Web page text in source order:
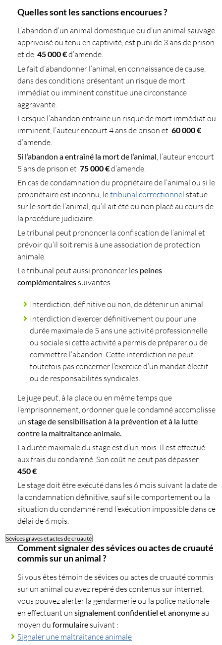
Quelles sont les sanctions encourues ?
L’abandon d’un animal domestique ou d’un animal sauvage
apprivoisé ou tenu en captivité, est puni de 3 ans de prison
et de 45 000 €d’amende.
Le fait d’abandonner l’animal, en connaissance de cause,
dans des conditions présentant un risque de mort
immédiat ou imminent constitue une circonstance
aggravante.
Lorsque l’abandon entraine un risque de mort immédiat ou
imminent, l’auteur encourt 4 ans de prison et 60 000 €
d’amende.
Si l’abandon a entraîné la mort de l’animal , l’auteur encourt
5 ans de prison et 75 000 €d’amende.
En cas de condamnation du propriétaire de l’animal ou si le
propriétaire est inconnu, letribunal correctionnel statue
sur le sort de l’animal, qu’il ait été ou non placé au cours de
la procédure judiciaire.
Le tribunal peut prononcer la confiscation de l’animal et
prévoir qu’il soit remis à une association de protection
animale.
Le tribunal peut aussi prononcer les peines
complémentaires suivantes :
Interdiction, définitive ou non, de détenir un animal
Interdiction d’exercer définitivement ou pour une
durée maximale de 5 ans une activité professionnelle
ou sociale si cette activité a permis de préparer ou de
commettre l’abandon. Cette interdiction ne peut
toutefois pas concerner l’exercice d’un mandat électif
ou de responsabilités syndicales.
Le juge peut, à la place ou en même temps que
l’emprisonnement, ordonner que le condamné accomplisse
un stage de sensibilisation à la prévention et à la lutte
contre la maltraitance animale.
La durée maximale du stage est d’un mois. Il est effectué
aux frais du condamné. Son coût ne peut pas dépasser
450 €
Le stage doit être exécuté dans les 6 mois suivant la date de
la condamnation définitive, sauf si le comportement ou la
situation du condamné rend l’exécution impossible dans ce
délai de 6 mois.
Sévices graves et actes de cruauté
Comment signaler des sévices ou actes de cruauté
commis sur un animal ?
Si vous êtes témoin de sévices ou actes de cruauté commis
sur un animal ou avez repéré des contenus sur internet,
vous pouvez alerter la gendarmerie ou la police nationale
en effectuant un signalement confidentiel et anonymeau
moyen du formulaire suivant :
Signaler une maltraitance animale